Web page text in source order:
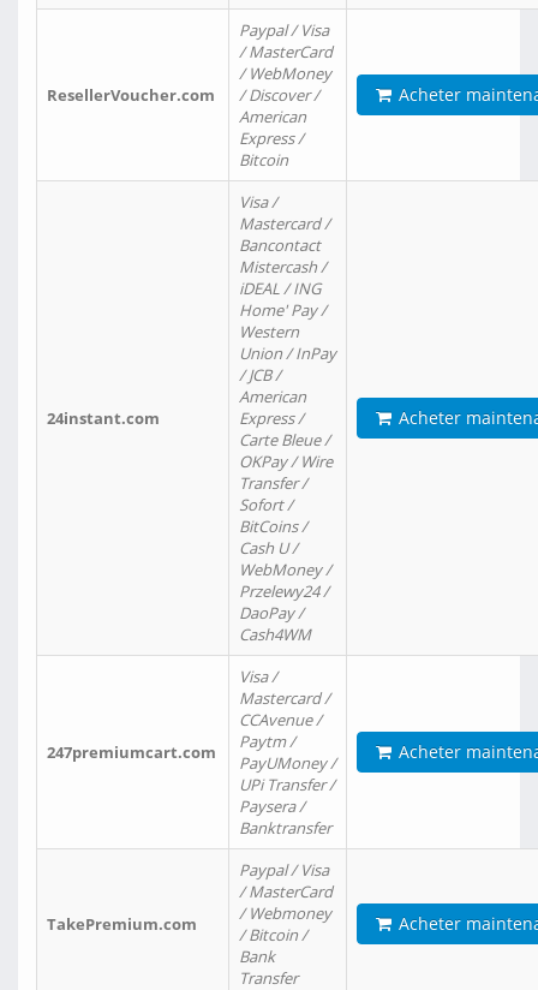
ResellerVoucher.com
Paypal / Visa
/ MasterCard
/ WebMoney
/ Discover /
American
Express /
Bitcoin
Acheter
24instant.com
Visa /
Mastercard /
Bancontact
Mistercash /
iDEAL / ING
Home' Pay /
Western
Union / InPay
/ JCB /
American
Express /
Carte Bleue /
OKPay / Wire
Transfer /
Sofort /
BitCoins /
Cash U /
WebMoney /
Przelewy24 /
DaoPay /
Cash4WM
Acheter
247premiumcart.com
Visa /
Mastercard /
CCAvenue /
Paytm /
PayUMoney /
UPi Transfer /
Paysera /
Banktransfer
Acheter
TakePremium.com
Paypal / Visa
/ MasterCard
/ Webmoney
/ Bitcoin /
Bank
Transfer
Acheter